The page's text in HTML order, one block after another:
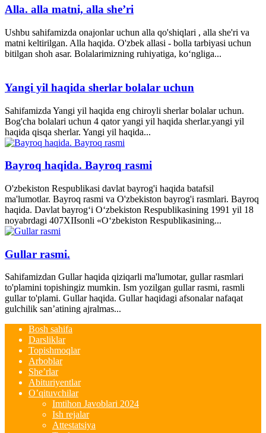
Alla. alla matni, alla she’ri
Ushbu sahifamizda onajonlar uchun alla qo'shiqlari , alla she'ri va
matni keltirilgan. Alla haqida. O'zbek allasi - bolla tarbiyasi uchun
bitilgan shoh asar. Bolalarimizning ruhiyatiga, ko‘ngliga...
Yangi yil haqida sherlar bolalar uchun
Sahifamizda Yangi yil haqida eng chiroyli sherlar bolalar uchun.
Bog'cha bolalari uchun 4 qator yangi yil haqida sherlar.yangi yil
haqida qisqa sherlar. Yangi yil haqida...
Bayroq haqida. Bayroq rasmi
O'zbekiston Respublikasi davlat bayrog'i haqida batafsil
ma'lumotlar. Bayroq rasmi va O'zbekiston bayrog'i rasmlari. Bayroq
haqida. Davlat bayrog‘i O‘zbekiston Respublikasining 1991 yil 18
noyabrdagi 407­XII­sonli «O‘zbekiston Respublikasining...
Gullar rasmi.
Sahifamizdan Gullar haqida qiziqarli ma'lumotar, gullar rasmlari
to'plamini topishingiz mumkin. Ism yozilgan gullar rasmi, rasmli
gullar to'plami. Gullar haqida. Gullar haqidagi afsonalar nafaqat
gulchilik san’atining ajralmas...
Bosh sahifa
Darsliklar
Topishmoqlar
Arboblar
She’rlar
Abituriyentlar
O’qituvchilar
Imtihon Javoblari 2024
Ish rejalar
Attestatsiya